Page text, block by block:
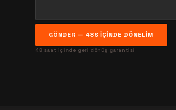
GÖNDER — 48S IÇINDE DÖNELIM
48 saat içinde geri dönüş garantisi